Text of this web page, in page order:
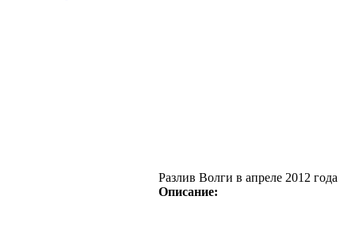
Разлив Волги в апреле 2012 года
Описание: